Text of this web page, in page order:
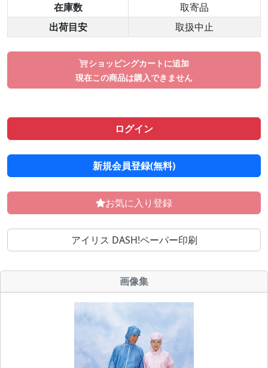
在庫数
取寄品
出荷目安
取扱中止
ショッピングカートに追加
現在この商品は購入できません
ログイン
新規会員登録(無料)
お気に入り登録
アイリス DASH!ペーパー印刷
画像集